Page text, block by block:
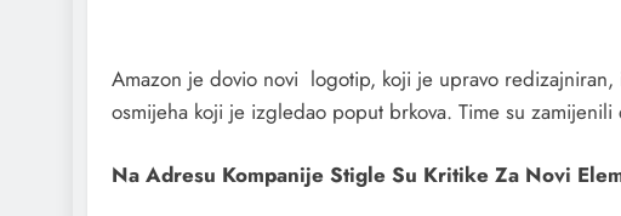
Amazon je dovio novi logotip, koji je upravo redizajniran,
osmijeha koji je izgledao poput brkova. Time su
Na Adresu Kompanije Stigle Su Kritike Za Novi